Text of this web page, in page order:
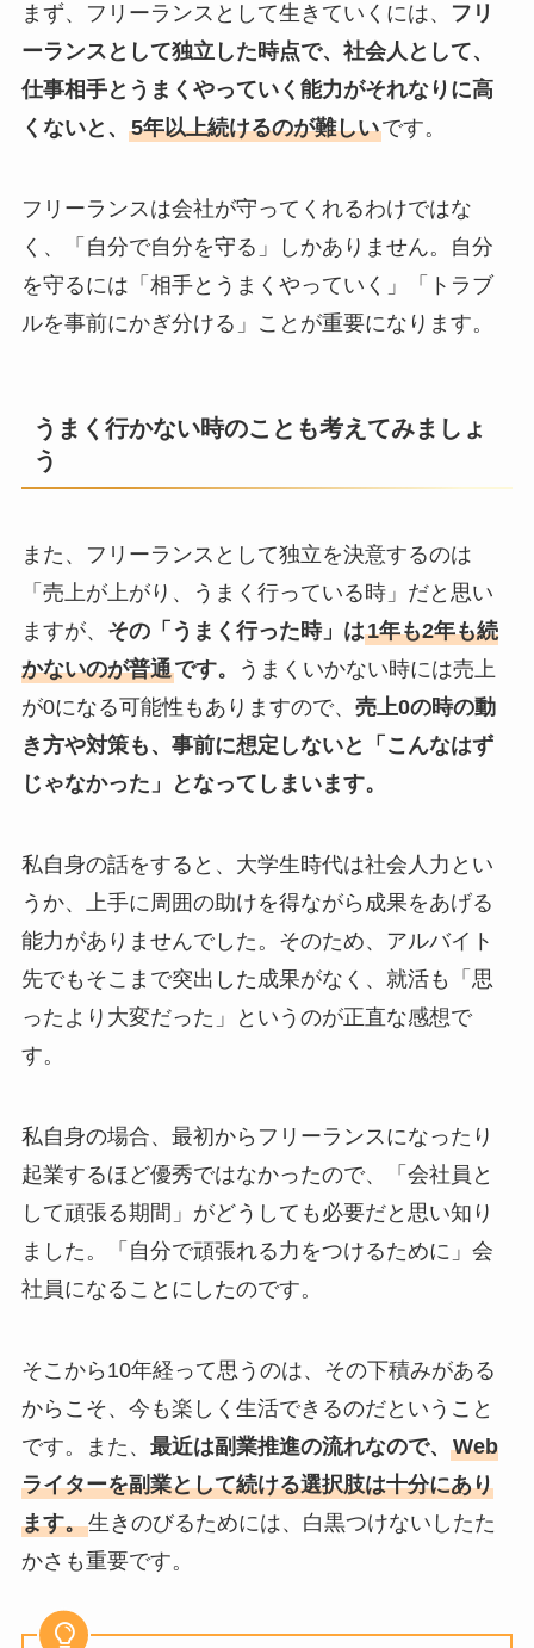
まず、フリーランスとして生きていくには、
フリ
ーランスとして独立した時点で、社会人として、
仕事相手とうまくやっていく能力がそれなりに高
くないと、 5年以上続けるのが難しいです。
フリーランスは会社が守ってくれるわけではな
く、「自分で自分を守る」しかありません。自分
を守るには「相手とうまくやっていく」「トラブ
ルを事前にかぎ分ける」ことが重要になります。
うまく行かない時のことも考えてみましょ
う
また、フリーランスとして独立を決意するのは
「売上が上がり、うまく行っている時」だと思い
ますが、 その「うまく行った時」は1年も2年も続
かないのが普通です。
うまくいかない時には売上
が0になる可能性もありますので、 売上0の時の動
き方や対策も、事前に想定しないと「こんなはず
じゃなかった」となってしまいます。
私自身の話をすると、大学生時代は社会人力とい
うか、上手に周囲の助けを得ながら成果をあげる
能力がありませんでした。そのため、アルバイト
先でもそこまで突出した成果がなく、就活も「思
ったより大変だった」というのが正直な感想で
す。
私自身の場合、最初からフリーランスになったり
起業するほど優秀ではなかったので、「会社員と
して頑張る期間」がどうしても必要だと思い知り
ました。「自分で頑張れる力をつけるために」会
社員になることにしたのです。
そこから10年経って思うのは、その下積みがある
からこそ、今も楽しく生活できるのだということ
です。また、 最近は副業推進の流れなので、 Web
ライターを副業として続ける選択肢は十分にあり
ます。生きのびるためには、白黒つけないしたた
かさも重要です。